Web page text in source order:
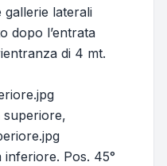
gallerie laterali
dopo l’entrata
di 4 mt.
Pos. 45°